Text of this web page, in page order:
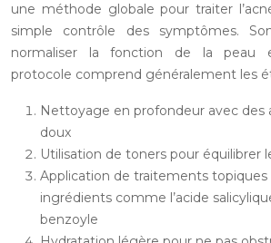
une méthode globale pour traiter
simple contrôle des symptômes.
normaliser la fonction de la peau
protocole comprend généralement les
Nettoyage en profondeur avec des
doux
Utilisation de toners pour équilibrer
Application de traitements
ingrédients comme l’acide
benzoyle